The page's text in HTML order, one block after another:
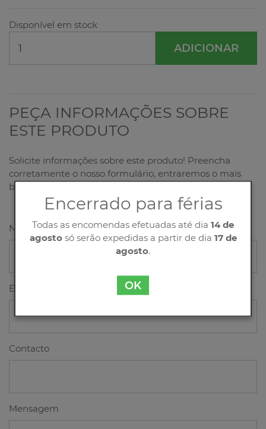
Disponível em stock
ADICIONAR
PEÇA INFORMAÇÕES SOBRE
ESTE PRODUTO
Solicite informações sobre este produto! Preencha
corretamente o nosso formulário, entraremos o mais
breve possível em contacto consigo!
Nome
Email
Contacto
Mensagem
Encerrado para férias
Todas as encomendas efetuadas até dia 14 de
agostosó serão expedidas a partir de dia 17 de
agosto.
OK